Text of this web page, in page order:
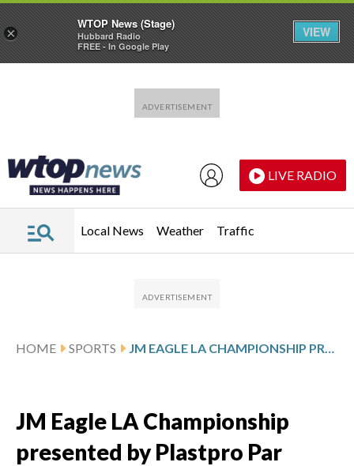
LIVE RADIO
Local News Weather Traffic
HOME SPORTS JM EAGLE LA CHAMPIONSHIP PRESENTED BY PLASTPRO PAR SCORES
JM Eagle LA Championship
presented by Plastpro Par
×
WTOP News (Stage)
Hubbard Radio
FREE - In Google Play
VIEW